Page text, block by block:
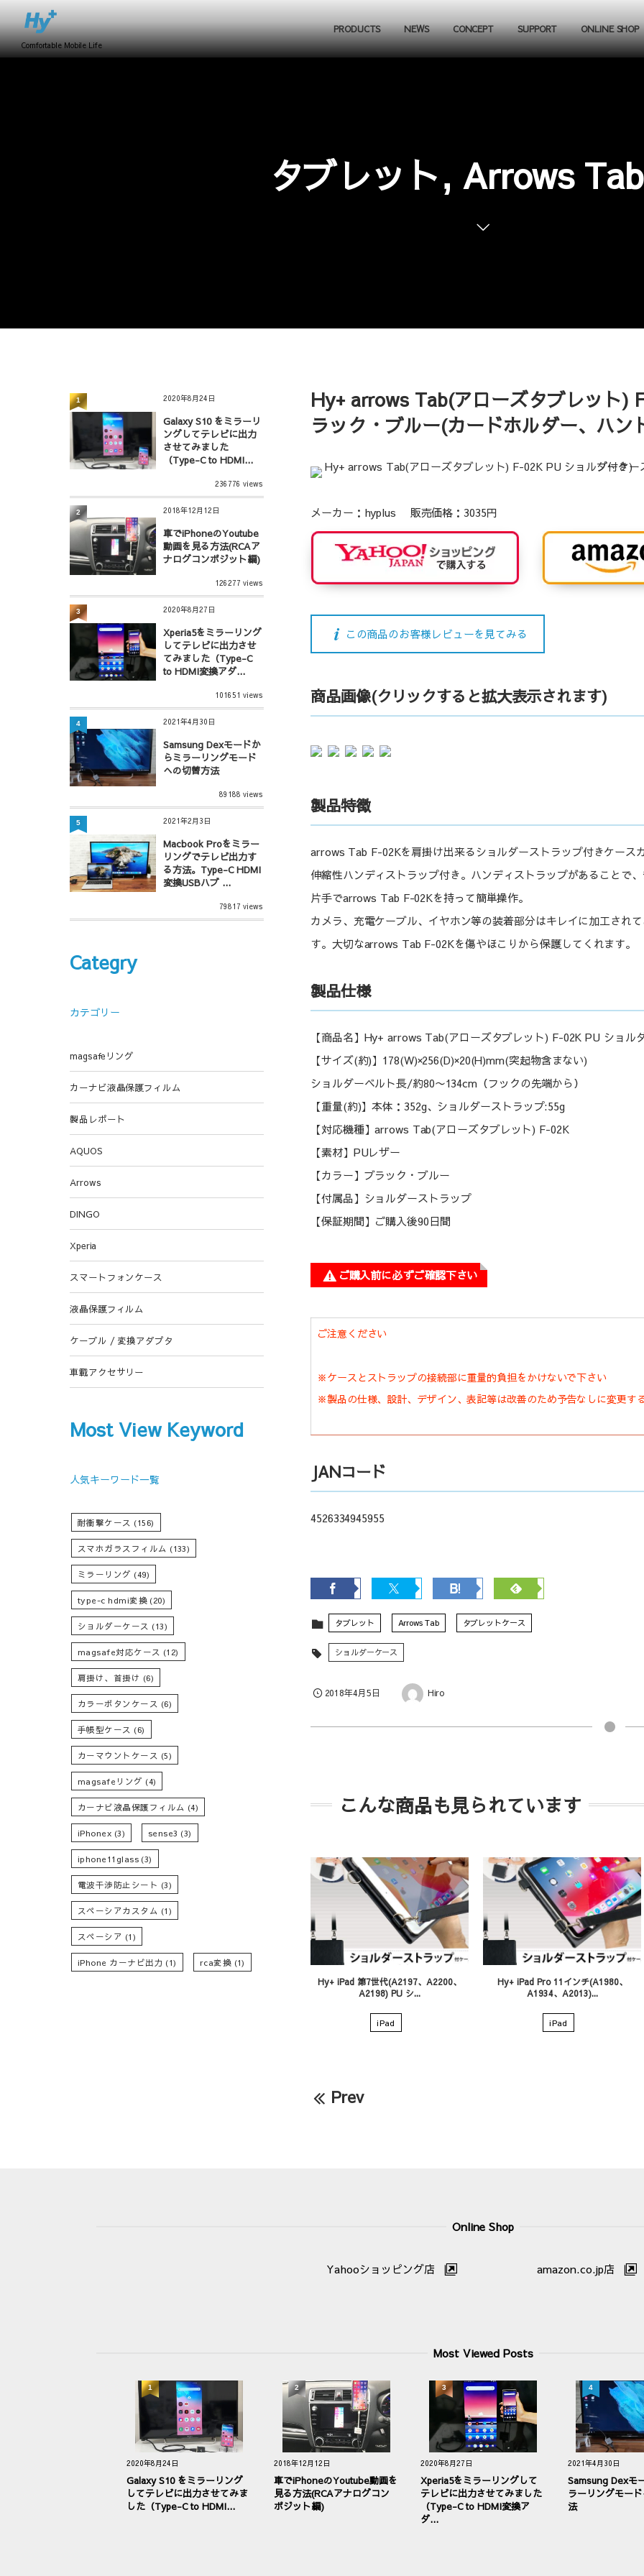
Comfortable Mobile Life
PRODUCTS NEWS CONCEPT SUPPORT ONLINE SHOP
タブレット, Arrows
Hy+ arrows Tab(アローズタブレット)
ラック・ブルー(カードホルダー、ハン
メーカー：hyplus 販売価格：3035円
この商品のお客様レビューを見てみる
商品画像(クリックすると拡大表示されます)
製品特徴
arrows Tab F-02Kを肩掛け出来るショルダーストラップ付きケース
伸縮性ハンディストラップ付き。ハンディストラップがあることで
片手でarrows Tab F-02Kを持って簡単操作。
カメラ、充電ケーブル、イヤホン等の装着部分はキレイに加工され
す。大切なarrows Tab F-02Kを傷やほこりから保護してくれます。
製品仕様
【商品名】Hy+ arrows Tab(アローズタブレット) F-02K PU ショル
【サイズ(約)】178(W)×256(D)×20(H)mm(突起物含まない)
ショルダーベルト長/約80〜134cm（フックの先端から）
【重量(約)】本体：352g、ショルダーストラップ:55g
【対応機種】arrows Tab(アローズタブレット) F-02K
【素材】PUレザー
【カラー】ブラック・ブルー
【付属品】ショルダーストラップ
【保証期間】ご購入後90日間
ご購入前に必ずご確認下さい
ご注意ください
※ケースとストラップの接続部に重量的負担をかけないで下さい
※製品の仕様、設計、デザイン、表記等は改善のため予告なしに変更す
JANコード
4526334945955
タブレット Arrows Tab タブレットケース
ショルダーケース
2018年4月5日 Hiro
こんな商品も見られています
Hy+ iPad 第7世代(A2197、A2200、
A2198) PU シ...
iPad
Hy+ iPad Pro 11インチ(A1980、
A1934、A2013)...
iPad
Prev
2020年8月24日
Galaxy S10 をミラーリ
ングしてテレビに出力
させてみました
（Type-C to HDMI...
236776 views
1
2018年12月12日
車でiPhoneのYoutube
動画を見る方法(RCAア
ナログコンポジット編)
126277 views
2
2020年8月27日
Xperia5をミラーリング
してテレビに出力させ
てみました（Type-C
to HDMI変換アダ...
101651 views
3
2021年4月30日
Samsung Dexモードか
らミラーリングモード
への切替方法
89188 views
4
2021年2月3日
Macbook Proをミラー
リングでテレビ出力す
る方法。Type-C HDMI
変換USBハブ ...
79817 views
5
Categry
カテゴリー
magsafeリング
カーナビ液晶保護フィルム
製品レポート
AQUOS
Arrows
DINGO
Xperia
スマートフォンケース
液晶保護フィルム
ケーブル / 変換アダプタ
車載アクセサリー
Most View Keyword
人気キーワード一覧
耐衝撃ケース (156)
スマホガラスフィルム (133)
ミラーリング (49)
type-c hdmi変換(20)
ショルダーケース (13)
magsafe対応ケース (12)
肩掛け、首掛け (6)
カラーボタンケース (6)
手帳型ケース (6)
カーマウントケース (5)
magsafeリング (4)
カーナビ液晶保護フィルム (4)
iPhonex (3) sense3 (3)
iphone11glass(3)
電波干渉防止シート (3)
スペーシアカスタム (1)
スペーシア (1)
iPhone カーナビ出力 (1) rca変換 (1)
Online Shop
Yahooショッピング店 amazon.co.jp店
Most Viewed Posts
2020年8月24日
Galaxy S10 をミラーリング
してテレビに出力させてみま
した（Type-C to HDMI...
1
2018年12月12日
車でiPhoneのYoutube動画を
見る方法(RCAアナログコン
ポジット編)
2
2020年8月27日
Xperia5をミラーリングして
テレビに出力させてみました
（Type-C to HDMI変換ア
ダ...
3
2021年4月30日
Samsung Dexモ
ラーリングモー
法
4